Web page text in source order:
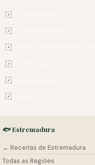
✓
✓
✓
✓
✓
✓
🐟 Estremadura
← Receitas de Estremadura
Todas as Regiões